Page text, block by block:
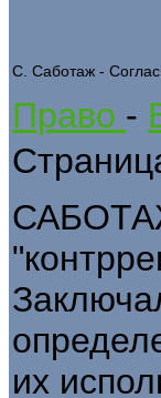
С. Саботаж -
Право -
их